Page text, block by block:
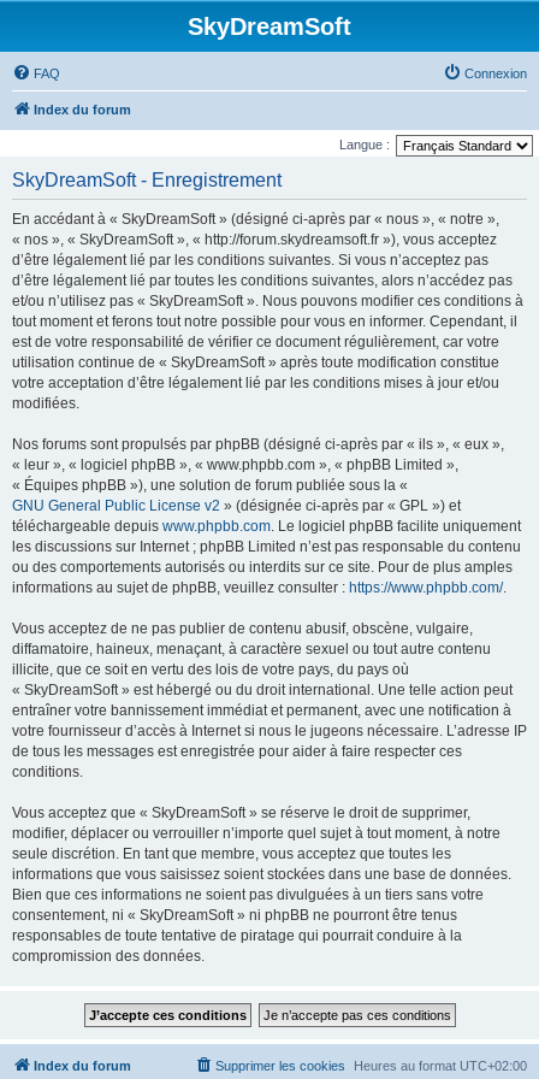
SkyDreamSoft
FAQ Connexion
Index du forum
Langue :
SkyDreamSoft - Enregistrement
En accédant à « SkyDreamSoft » (désigné ci-après par « nous », « notre »,
« nos », « SkyDreamSoft », « http://forum.skydreamsoft.fr »), vous acceptez
d’être légalement lié par les conditions suivantes. Si vous n’acceptez pas
d’être légalement lié par toutes les conditions suivantes, alors n’accédez pas
et/ou n’utilisez pas « SkyDreamSoft ». Nous pouvons modifier ces conditions à
tout moment et ferons tout notre possible pour vous en informer. Cependant, il
est de votre responsabilité de vérifier ce document régulièrement, car votre
utilisation continue de « SkyDreamSoft » après toute modification constitue
votre acceptation d’être légalement lié par les conditions mises à jour et/ou
modifiées.
Nos forums sont propulsés par phpBB (désigné ci-après par « ils », « eux »,
« leur », « logiciel phpBB », « www.phpbb.com », « phpBB Limited »,
« Équipes phpBB »), une solution de forum publiée sous la «
GNU General Public License v2 » (désignée ci-après par « GPL ») et
téléchargeable depuis www.phpbb.com. Le logiciel phpBB facilite uniquement
les discussions sur Internet ; phpBB Limited n’est pas responsable du contenu
ou des comportements autorisés ou interdits sur ce site. Pour de plus amples
informations au sujet de phpBB, veuillez consulter : https://www.phpbb.com/.
Vous acceptez de ne pas publier de contenu abusif, obscène, vulgaire,
diffamatoire, haineux, menaçant, à caractère sexuel ou tout autre contenu
illicite, que ce soit en vertu des lois de votre pays, du pays où
« SkyDreamSoft » est hébergé ou du droit international. Une telle action peut
entraîner votre bannissement immédiat et permanent, avec une notification à
votre fournisseur d’accès à Internet si nous le jugeons nécessaire. L’adresse IP
de tous les messages est enregistrée pour aider à faire respecter ces
conditions.
Vous acceptez que « SkyDreamSoft » se réserve le droit de supprimer,
modifier, déplacer ou verrouiller n’importe quel sujet à tout moment, à notre
seule discrétion. En tant que membre, vous acceptez que toutes les
informations que vous saisissez soient stockées dans une base de données.
Bien que ces informations ne soient pas divulguées à un tiers sans votre
consentement, ni « SkyDreamSoft » ni phpBB ne pourront être tenus
responsables de toute tentative de piratage qui pourrait conduire à la
compromission des données.
Index du forum Heures au format UTC+02:00
Supprimer les cookies